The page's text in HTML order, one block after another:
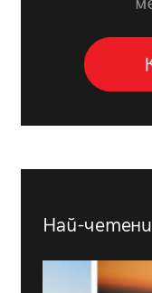
Най-четени